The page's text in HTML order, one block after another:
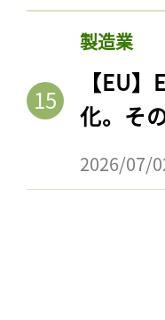
製造業
【EU
化。そ
2026/07/